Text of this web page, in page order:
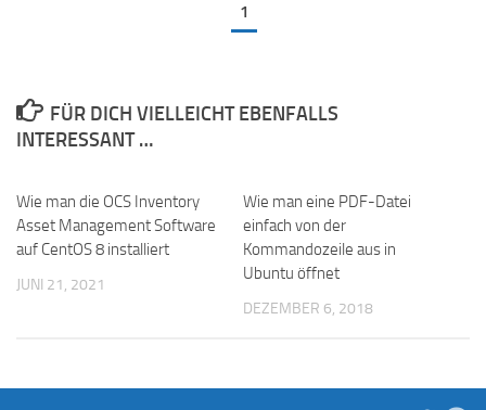
1
FÜR DICH VIELLEICHT EBENFALLS
INTERESSANT …
Wie man die OCS Inventory
Asset Management Software
auf CentOS 8 installiert
JUNI 21, 2021
Wie man eine PDF-Datei
einfach von der
Kommandozeile aus in
Ubuntu öffnet
DEZEMBER 6, 2018